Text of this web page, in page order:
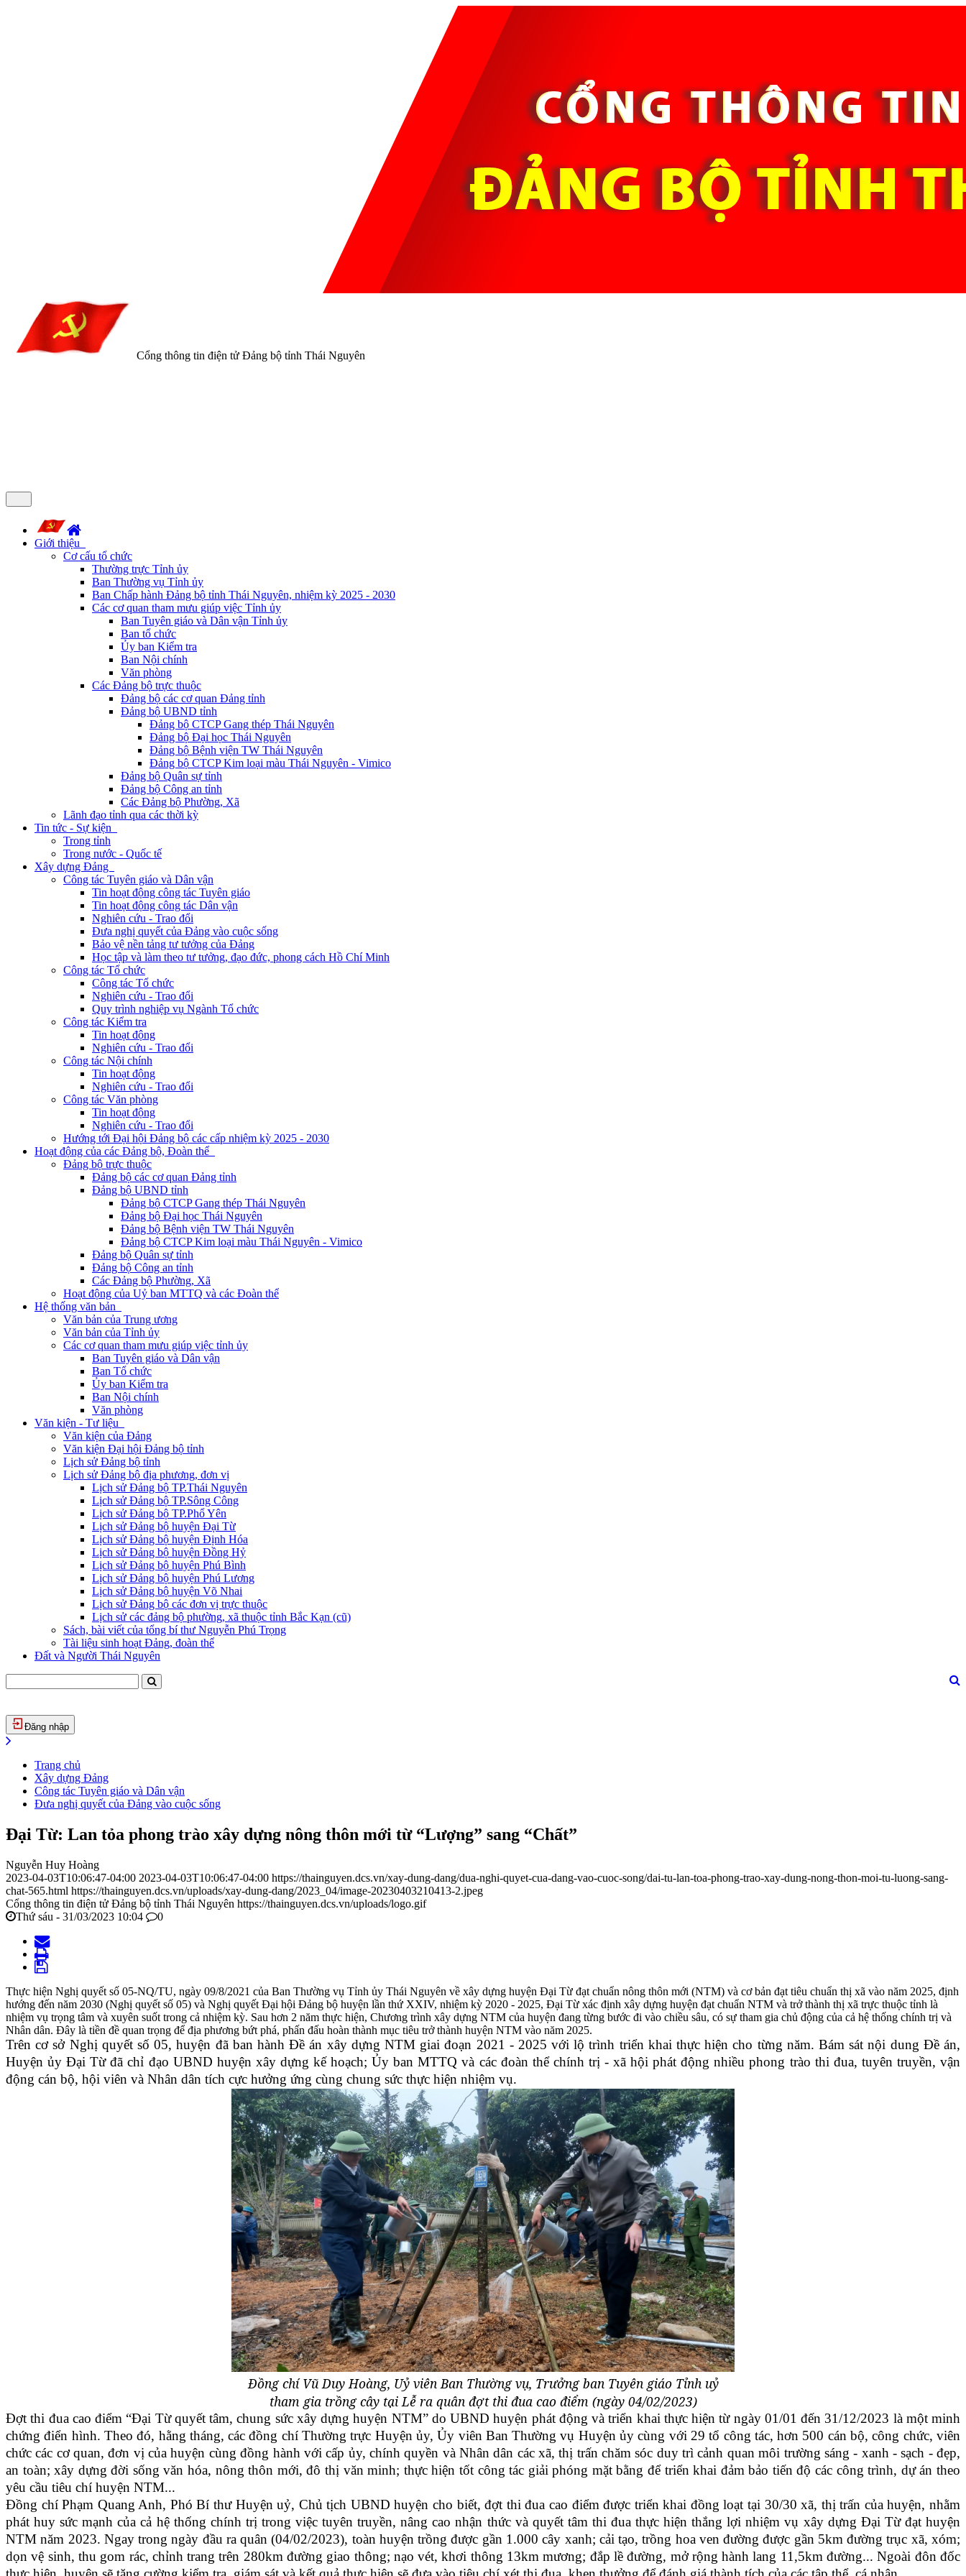
Cổng thông tin điện tử Đảng bộ tỉnh Thái Nguyên
Giới thiệu
Cơ cấu tổ chức
Thường trực Tỉnh ủy
Ban Thường vụ Tỉnh ủy
Ban Chấp hành Đảng bộ tỉnh Thái Nguyên, nhiệm kỳ 2025 - 2030
Các cơ quan tham mưu giúp việc Tỉnh ủy
Ban Tuyên giáo và Dân vận Tỉnh ủy
Ban tổ chức
Ủy ban Kiểm tra
Ban Nội chính
Văn phòng
Các Đảng bộ trực thuộc
Đảng bộ các cơ quan Đảng tỉnh
Đảng bộ UBND tỉnh
Đảng bộ CTCP Gang thép Thái Nguyên
Đảng bộ Đại học Thái Nguyên
Đảng bộ Bệnh viện TW Thái Nguyên
Đảng bộ CTCP Kim loại màu Thái Nguyên - Vimico
Đảng bộ Quân sự tỉnh
Đảng bộ Công an tỉnh
Các Đảng bộ Phường, Xã
Lãnh đạo tỉnh qua các thời kỳ
Tin tức - Sự kiện
Trong tỉnh
Trong nước - Quốc tế
Xây dựng Đảng
Công tác Tuyên giáo và Dân vận
Tin hoạt động công tác Tuyên giáo
Tin hoạt động công tác Dân vận
Nghiên cứu - Trao đổi
Đưa nghị quyết của Đảng vào cuộc sống
Bảo vệ nền tảng tư tưởng của Đảng
Học tập và làm theo tư tưởng, đạo đức, phong cách Hồ Chí Minh
Công tác Tổ chức
Công tác Tổ chức
Nghiên cứu - Trao đổi
Quy trình nghiệp vụ Ngành Tổ chức
Công tác Kiểm tra
Tin hoạt động
Nghiên cứu - Trao đổi
Công tác Nội chính
Tin hoạt động
Nghiên cứu - Trao đổi
Công tác Văn phòng
Tin hoạt động
Nghiên cứu - Trao đổi
Hướng tới Đại hội Đảng bộ các cấp nhiệm kỳ 2025 - 2030
Hoạt động của các Đảng bộ, Đoàn thể
Đảng bộ trực thuộc
Đảng bộ các cơ quan Đảng tỉnh
Đảng bộ UBND tỉnh
Đảng bộ CTCP Gang thép Thái Nguyên
Đảng bộ Đại học Thái Nguyên
Đảng bộ Bệnh viện TW Thái Nguyên
Đảng bộ CTCP Kim loại màu Thái Nguyên - Vimico
Đảng bộ Quân sự tỉnh
Đảng bộ Công an tỉnh
Các Đảng bộ Phường, Xã
Hoạt động của Uỷ ban MTTQ và các Đoàn thể
Hệ thống văn bản
Văn bản của Trung ương
Văn bản của Tỉnh ủy
Các cơ quan tham mưu giúp việc tỉnh ủy
Ban Tuyên giáo và Dân vận
Ban Tổ chức
Ủy ban Kiểm tra
Ban Nội chính
Văn phòng
Văn kiện - Tư liệu
Văn kiện của Đảng
Văn kiện Đại hội Đảng bộ tỉnh
Lịch sử Đảng bộ tỉnh
Lịch sử Đảng bộ địa phương, đơn vị
Lịch sử Đảng bộ TP.Thái Nguyên
Lịch sử Đảng bộ TP.Sông Công
Lịch sử Đảng bộ TP.Phổ Yên
Lịch sử Đảng bộ huyện Đại Từ
Lịch sử Đảng bộ huyện Định Hóa
Lịch sử Đảng bộ huyện Đồng Hỷ
Lịch sử Đảng bộ huyện Phú Bình
Lịch sử Đảng bộ huyện Phú Lương
Lịch sử Đảng bộ huyện Võ Nhai
Lịch sử Đảng bộ các đơn vị trực thuộc
Lịch sử các đảng bộ phường, xã thuộc tỉnh Bắc Kạn (cũ)
Sách, bài viết của tổng bí thư Nguyễn Phú Trọng
Tài liệu sinh hoạt Đảng, đoàn thể
Đất và Người Thái Nguyên
Đăng nhập
Trang chủ
Xây dựng Đảng
Công tác Tuyên giáo và Dân vận
Đưa nghị quyết của Đảng vào cuộc sống
Đại Từ: Lan tỏa phong trào xây dựng nông thôn mới từ “Lượng” sang “Chất”
Nguyễn Huy Hoàng
2023-04-03T10:06:47-04:00 2023-04-03T10:06:47-04:00 https://thainguyen.dcs.vn/xay-dung-dang/dua-nghi-quyet-cua-dang-vao-cuoc-song/dai-tu-lan-toa-phong-trao-xay-dung-nong-thon-moi-tu-luong-sang-
chat-565.html https://thainguyen.dcs.vn/uploads/xay-dung-dang/2023_04/image-20230403210413-2.jpeg
Cổng thông tin điện tử Đảng bộ tỉnh Thái Nguyên https://thainguyen.dcs.vn/uploads/logo.gif
Thứ sáu - 31/03/2023 10:04
0
Thực hiện Nghị quyết số 05-NQ/TU, ngày 09/8/2021 của Ban Thường vụ Tỉnh ủy Thái Nguyên về xây dựng huyện Đại Từ đạt chuẩn nông thôn mới (NTM) và cơ bản đạt tiêu chuẩn thị xã vào năm 2025, định
hướng đến năm 2030 (Nghị quyết số 05) và Nghị quyết Đại hội Đảng bộ huyện lần thứ XXIV, nhiệm kỳ 2020 - 2025, Đại Từ xác định xây dựng huyện đạt chuẩn NTM và trở thành thị xã trực thuộc tỉnh là
nhiệm vụ trọng tâm và xuyên suốt trong cả nhiệm kỳ. Sau hơn 2 năm thực hiện, Chương trình xây dựng NTM của huyện đang từng bước đi vào chiều sâu, có sự tham gia chủ động của cả hệ thống chính trị và
Nhân dân. Đây là tiền đề quan trọng để địa phương bứt phá, phấn đấu hoàn thành mục tiêu trở thành huyện NTM vào năm 2025.
Trên cơ sở Nghị quyết số 05, huyện đã ban hành Đề án xây dựng NTM giai đoạn 2021 - 2025 với lộ trình triển khai thực hiện cho từng năm. Bám sát nội dung Đề án,
Huyện ủy Đại Từ đã chỉ đạo UBND huyện xây dựng kế hoạch; Ủy ban MTTQ và các đoàn thể chính trị - xã hội phát động nhiều phong trào thi đua, tuyên truyền, vận
động cán bộ, hội viên và Nhân dân tích cực hưởng ứng cùng chung sức thực hiện nhiệm vụ.
Đồng chí Vũ Duy Hoàng, Uỷ viên Ban Thường vụ, Trưởng ban Tuyên giáo Tỉnh uỷ
tham gia trồng cây tại Lễ ra quân đợt thi đua cao điểm (ngày 04/02/2023)
Đợt thi đua cao điểm “Đại Từ quyết tâm, chung sức xây dựng huyện NTM” do UBND huyện phát động và triển khai thực hiện từ ngày 01/01 đến 31/12/2023 là một minh
chứng điển hình. Theo đó, hằng tháng, các đồng chí Thường trực Huyện ủy, Ủy viên Ban Thường vụ Huyện ủy cùng với 29 tổ công tác, hơn 500 cán bộ, công chức, viên
chức các cơ quan, đơn vị của huyện cùng đồng hành với cấp ủy, chính quyền và Nhân dân các xã, thị trấn chăm sóc duy trì cảnh quan môi trường sáng - xanh - sạch - đẹp,
an toàn; xây dựng đời sống văn hóa, nông thôn mới, đô thị văn minh; thực hiện tốt công tác giải phóng mặt bằng để triển khai đảm bảo tiến độ các công trình, dự án theo
yêu cầu tiêu chí huyện NTM...
Đồng chí Phạm Quang Anh, Phó Bí thư Huyện uỷ, Chủ tịch UBND huyện cho biết, đợt thi đua cao điểm được triển khai đồng loạt tại 30/30 xã, thị trấn của huyện, nhằm
phát huy sức mạnh của cả hệ thống chính trị trong việc tuyên truyền, nâng cao nhận thức và quyết tâm thi đua thực hiện thắng lợi nhiệm vụ xây dựng Đại Từ đạt huyện
NTM năm 2023. Ngay trong ngày đầu ra quân (04/02/2023), toàn huyện trồng được gần 1.000 cây xanh; cải tạo, trồng hoa ven đường được gần 5km đường trục xã, xóm;
dọn vệ sinh, thu gom rác, chỉnh trang trên 280km đường giao thông; nạo vét, khơi thông 13km mương; đắp lề đường, mở rộng hành lang 11,5km đường... Ngoài đôn đốc